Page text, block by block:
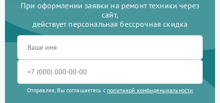
При оформлении заявки на ремонт техники через
сайт,
действует персональная бессрочная скидка
Отправляя, Вы соглашаетесь с политикой конфиденциальности